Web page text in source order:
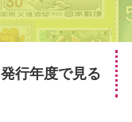
発行年度で見る